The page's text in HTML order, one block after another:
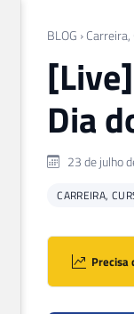
BLOG ›
Dia
23 de julho
CARREIRA,
Precisa